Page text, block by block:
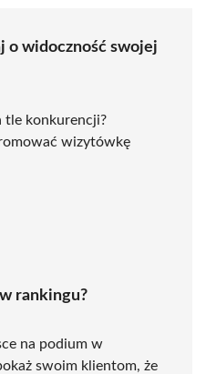
o widoczność swojej
tle konkurencji?
wizytówkę
rankingu?
na podium w
swoim klientom, że